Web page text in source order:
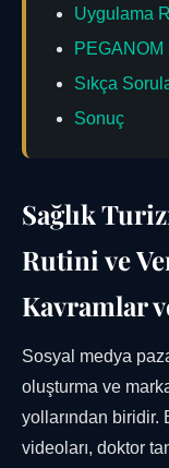
Uygulama
PEGANOM
Sıkça
Sonuç
Sağlık
Rutini ve
Kavramlar
Sosyal medya
oluşturma ve
yollarından biridir.
videoları, doktor